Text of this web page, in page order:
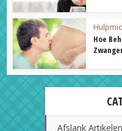
Hoe
Afslank Artikelen